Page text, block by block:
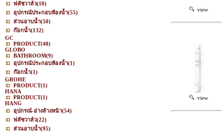
ฟลัชวาล์ว(10)
อุปกรณ์ประกอบห้องน้ำ(55)
ส่วนอาบน้ำ(50)
ก๊อกน้ำ(132)
GC
PRODUCT(48)
GLOBO
BATHROOM(9)
อุปกรณ์ประกอบห้องน้ำ(1)
ก๊อกน้ำ(1)
GROHE
PRODUCT(1)
HANA
PRODUCT(1)
HANG
อุปกรณ์-อ่างล้างหน้า(54)
ฟลัชวาล์ว(22)
ส่วนอาบน้ำ(95)
view
view